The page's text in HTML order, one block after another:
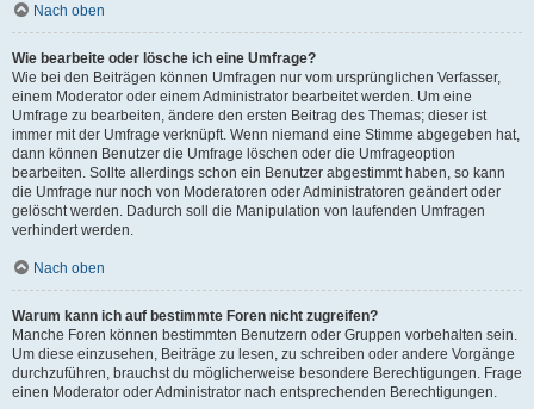
Nach oben
Wie bearbeite oder lösche ich eine Umfrage?
Wie bei den Beiträgen können Umfragen nur vom ursprünglichen Verfasser,
einem Moderator oder einem Administrator bearbeitet werden. Um eine
Umfrage zu bearbeiten, ändere den ersten Beitrag des Themas; dieser ist
immer mit der Umfrage verknüpft. Wenn niemand eine Stimme abgegeben hat,
dann können Benutzer die Umfrage löschen oder die Umfrageoption
bearbeiten. Sollte allerdings schon ein Benutzer abgestimmt haben, so kann
die Umfrage nur noch von Moderatoren oder Administratoren geändert oder
gelöscht werden. Dadurch soll die Manipulation von laufenden Umfragen
verhindert werden.
Nach oben
Warum kann ich auf bestimmte Foren nicht zugreifen?
Manche Foren können bestimmten Benutzern oder Gruppen vorbehalten sein.
Um diese einzusehen, Beiträge zu lesen, zu schreiben oder andere Vorgänge
durchzuführen, brauchst du möglicherweise besondere Berechtigungen. Frage
einen Moderator oder Administrator nach entsprechenden Berechtigungen.